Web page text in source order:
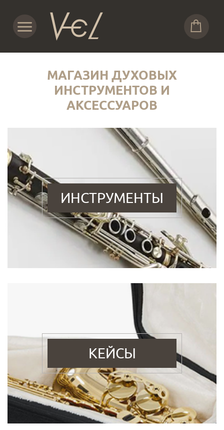
МАГАЗИН ДУХОВЫХ
ИНСТРУМЕНТОВ И
АКСЕССУАРОВ
ИНСТРУМЕНТЫ
КЕЙСЫ